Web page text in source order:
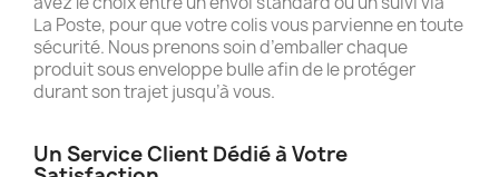
La Poste, pour que votre colis vous parvienne en toute
sécurité. Nous prenons soin d’emballer chaque
produit sous enveloppe bulle afin de le protéger
durant son trajet jusqu’à vous.
Un Service Client Dédié à Votre